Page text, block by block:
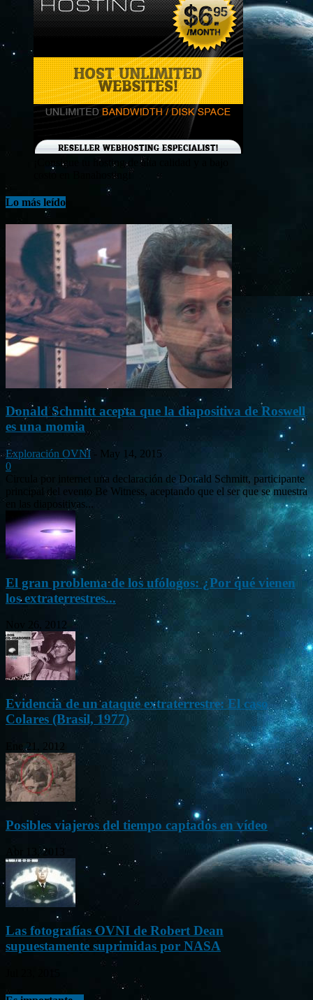
¡Consigue tu hosting de alta calidad y a bajo
costo en Banahosting!
Lo más leído
Donald Schmitt acepta que la diapositiva de Roswell
es una momia
Exploración OVNI - May 14, 2015
0
Circula por internet una declaración de Donald Schmitt, participante
principal del evento Be Witness, aceptando que el ser que se muestra
en las diapositivas...
El gran problema de los ufólogos: ¿Por qué vienen
los extraterrestres...
Nov 26, 2012
Evidencia de un ataque extraterrestre: El caso
Colares (Brasil, 1977)
Ene 21, 2012
Posibles viajeros del tiempo captados en vídeo
Abr 13, 2013
Las fotografías OVNI de Robert Dean
supuestamente suprimidas por NASA